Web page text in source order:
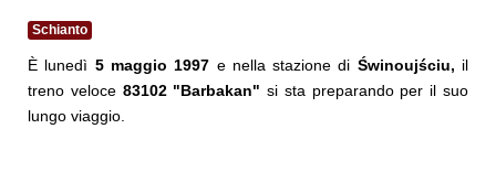
Schianto
È lunedì 5 maggio 1997 e nella stazione di Świnoujściu, il
treno veloce 83102 "Barbakan" si sta preparando per il suo
lungo viaggio.